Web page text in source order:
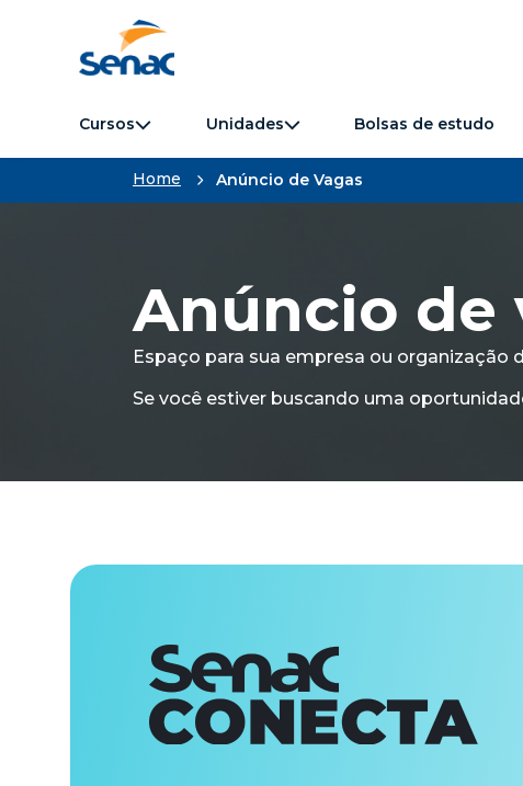
Cursos Unidades Bolsas de estudo
Home Anúncio de Vagas
Anúncio de
Espaço para sua empresa ou organização
Se você estiver buscando uma